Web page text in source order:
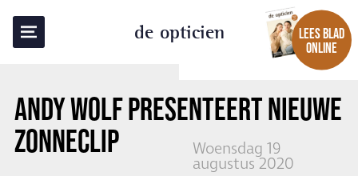
de opticien
LEES BLAD
ONLINE
ANDY WOLF PRESENTEERT NIEUWE
ZONNECLIP
Woensdag 19
augustus 2020
TERUG NAAR OVERZICHT